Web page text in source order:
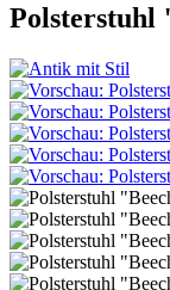
Polsterstuhl